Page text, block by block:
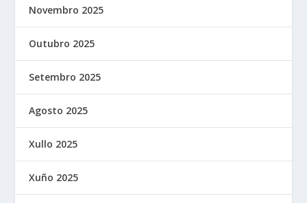
Novembro 2025
Outubro 2025
Setembro 2025
Agosto 2025
Xullo 2025
Xuño 2025